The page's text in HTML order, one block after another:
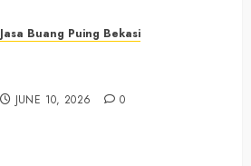
Jasa Buang Puing Bekasi
JUNE 10, 2026 0